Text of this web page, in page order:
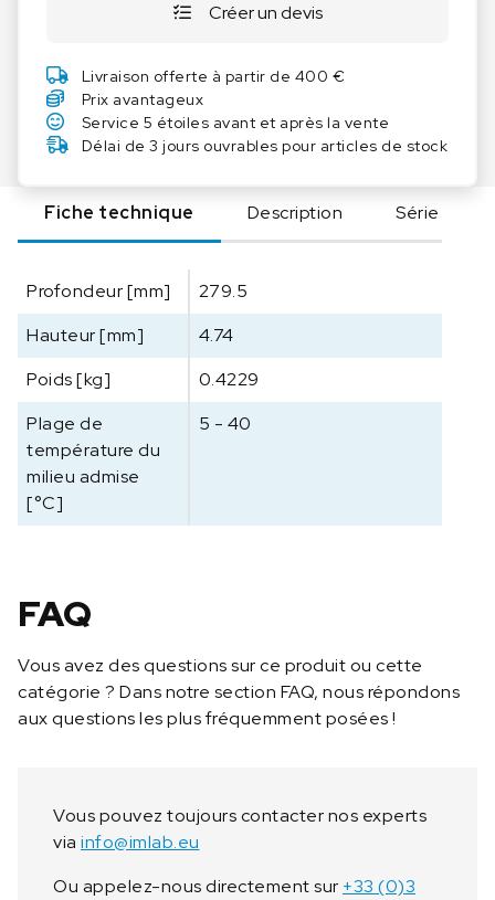
t
é
d
e
K
A
L
2
0
0
6
5
A
d
t
u
r
d
c
Créer un devis
Livraison offerte à partir de 400 €
Prix avantageux
Service 5 étoiles avant et après la vente
Délai de 3 jours ouvrables pour articles de stock
Fiche technique Description Série
Profondeur [mm]
279.5
Hauteur [mm]
4.74
Poids [kg]
0.4229
Plage de
température du
milieu admise
[°C]
5 - 40
FAQ
Vous avez des questions sur ce produit ou cette
catégorie ? Dans notre section FAQ, nous répondons
aux questions les plus fréquemment posées !
Vous pouvez toujours contacter nos experts
via info@imlab.eu
Ou appelez-nous directement sur +33 (0)3